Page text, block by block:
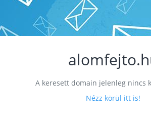
A keresett domain jelenleg nincs
Nézz körül itt is!